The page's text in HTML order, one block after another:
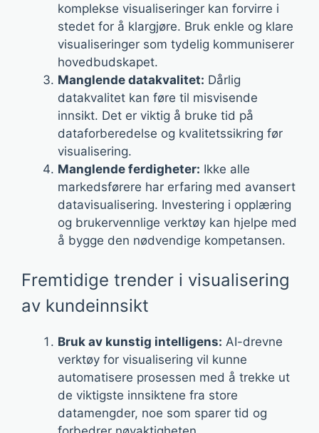
komplekse visualiseringer kan forvirre i
stedet for å klargjøre. Bruk enkle og klare
visualiseringer som tydelig kommuniserer
hovedbudskapet.
Manglende datakvalitet: Dårlig
datakvalitet kan føre til misvisende
innsikt. Det er viktig å bruke tid på
dataforberedelse og kvalitetssikring før
visualisering.
Manglende ferdigheter: Ikke alle
markedsførere har erfaring med avansert
datavisualisering. Investering i opplæring
og brukervennlige verktøy kan hjelpe med
å bygge den nødvendige kompetansen.
Fremtidige trender i visualisering
av kundeinnsikt
Bruk av kunstig intelligens: AI-drevne
verktøy for visualisering vil kunne
automatisere prosessen med å trekke ut
de viktigste innsiktene fra store
datamengder, noe som sparer tid og